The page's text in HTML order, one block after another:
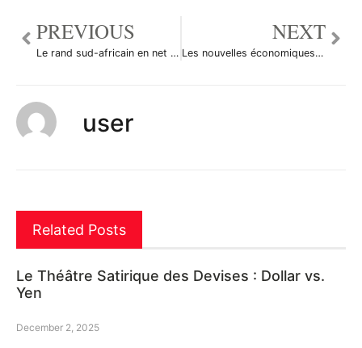
PREVIOUS
Le rand sud-africain en net déclin face à l’USD
NEXT
Les nouvelles économiques du 13 août 2010
user
Related Posts
Le Théâtre Satirique des Devises : Dollar vs.
Yen
December 2, 2025